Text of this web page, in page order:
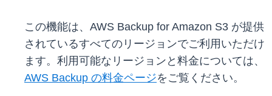
この機能は、AWS Backup for Amazon S3 が提供
されているすべてのリージョンでご利用いただけ
ます。利用可能なリージョンと料金については、
AWS Backup の料金ページをご覧ください。